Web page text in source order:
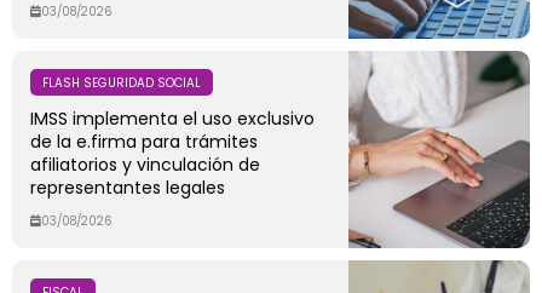
03/08/2026
FLASH SEGURIDAD SOCIAL
IMSS implementa el uso exclusivo
de la e.firma para trámites
afiliatorios y vinculación de
representantes legales
03/08/2026